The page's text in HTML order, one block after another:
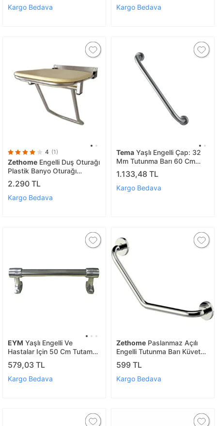
Kargo Bedava Kargo Bedava
4 (1)
Zethome Engelli Duş Oturağı
Plastik Banyo Oturağı
Paslanmaz Katlanabilir Duş
Taburesi
2.290 TL
Kargo Bedava
Tema Yaşlı Engelli Çap: 32
Mm Tutunma Barı 60 Cm
Paslanmaz
1.133,48 TL
Kargo Bedava
EYM Yaşlı Engelli Ve
Hastalar Için 50 Cm Tutamak
Engelli Tutamağı
579,03 TL
Kargo Bedava
Zethome Paslanmaz Açılı
Engelli Tutunma Barı Küvet
Tutamağı 40cm
599 TL
Kargo Bedava